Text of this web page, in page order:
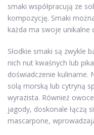
smaki współpracują ze
kompozycję. Smaki
każda ma swoje unikalne
Słodkie smaki są zwykle
nich nut kwaśnych lub
doświadczenie kulinarne.
solą morską lub cytryną
wyrazista. Również
jagody, doskonale łączą
mascarpone,